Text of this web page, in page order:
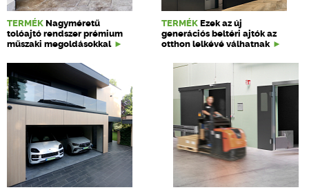
TERMÉK Nagyméretű
tolóajtó rendszer prémium
műszaki megoldásokkal
TERMÉK Ezek az új
generációs beltéri ajtók az
otthon lelkévé válhatnak